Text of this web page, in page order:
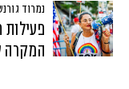
נמרוד גורנשטיין | 24
פעילות
המקרה